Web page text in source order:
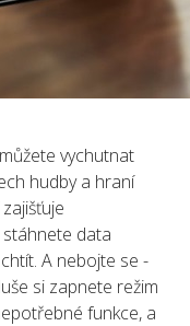
vychutnat
hudby a hraní
stáhnete data
A nebojte se -
si zapnete režim
funkce, a